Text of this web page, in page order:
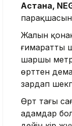
Астана,
Жалын
ғимаратты
шаршы метр
өрттен
зардап
Өрт таңғы
адамдар